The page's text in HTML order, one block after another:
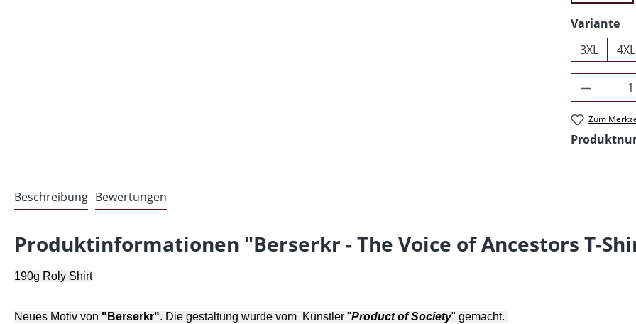
Variante
3XL
4XL
Zum
Beschreibung Bewertungen
Produktinformationen "Berserkr - The Voice of Ancestors T-
190g Roly Shirt
Neues Motiv von "Berserkr". Die gestaltung wurde vom Künstler "Product of Society" gemacht.